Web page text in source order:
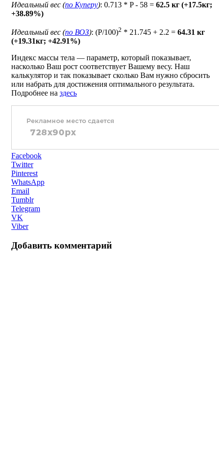
Идеальный вес (по Куперу): 0.713 * P - 58 = 62.5 кг (+17.5кг;
+38.89%)
Идеальный вес (по ВОЗ): (P/100)2 * 21.745 + 2.2 = 64.31 кг
(+19.31кг; +42.91%)
Индекс массы тела — параметр, который показывает,
насколько Ваш рост соответствует Вашему весу. Наш
калькулятор и так показывает сколько Вам нужно сбросить
или набрать для достижения оптимального результата.
Подробнее на здесь
Facebook
Twitter
Pinterest
WhatsApp
Email
Tumblr
Telegram
VK
Viber
Добавить комментарий